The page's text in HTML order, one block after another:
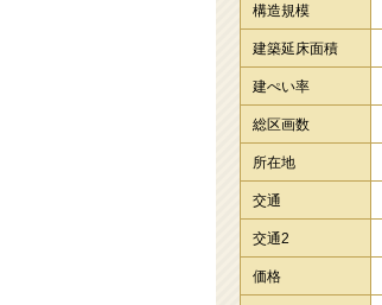
構造規模
建築延床面積
建ぺい率
総区画数
所在地
交通
交通2
価格